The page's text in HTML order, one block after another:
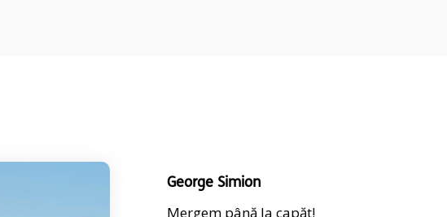
George Simion
Mergem până la capăt!